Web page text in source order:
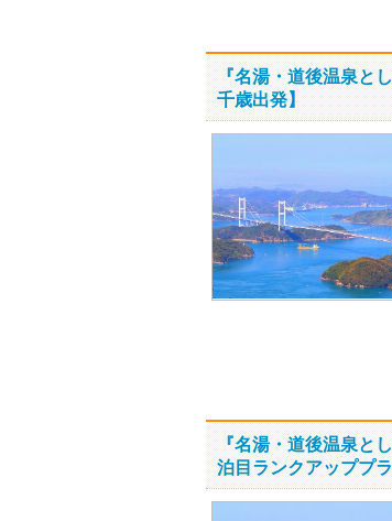
『名湯・道後温泉と
千歳出発】
『名湯・道後温泉と
泊目ランクアッププ